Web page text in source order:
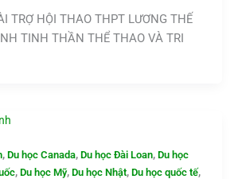
TRỢ HỘI THAO THPT LƯƠNG THẾ
TINH THẦN THỂ THAO VÀ TRI
, Du học Canada, Du học Đài Loan, Du học
, Du học Mỹ, Du học Nhật, Du học quốc tế,